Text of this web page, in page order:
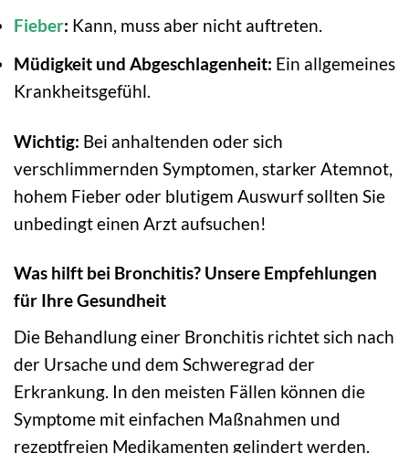
Fieber: Kann, muss aber nicht auftreten.
Müdigkeit und Abgeschlagenheit: Ein allgemeines
Krankheitsgefühl.
Wichtig: Bei anhaltenden oder sich
verschlimmernden Symptomen, starker Atemnot,
hohem Fieber oder blutigem Auswurf sollten Sie
unbedingt einen Arzt aufsuchen!
Was hilft bei Bronchitis? Unsere Empfehlungen
für Ihre Gesundheit
Die Behandlung einer Bronchitis richtet sich nach
der Ursache und dem Schweregrad der
Erkrankung. In den meisten Fällen können die
Symptome mit einfachen Maßnahmen und
rezeptfreien Medikamenten gelindert werden.